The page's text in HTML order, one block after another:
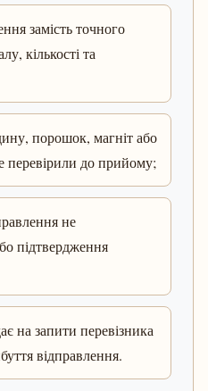
замість точного
кількості та
порошок, магніт або
перевірили до прийому;
не
підтвердження
на запити перевізника
відправлення.